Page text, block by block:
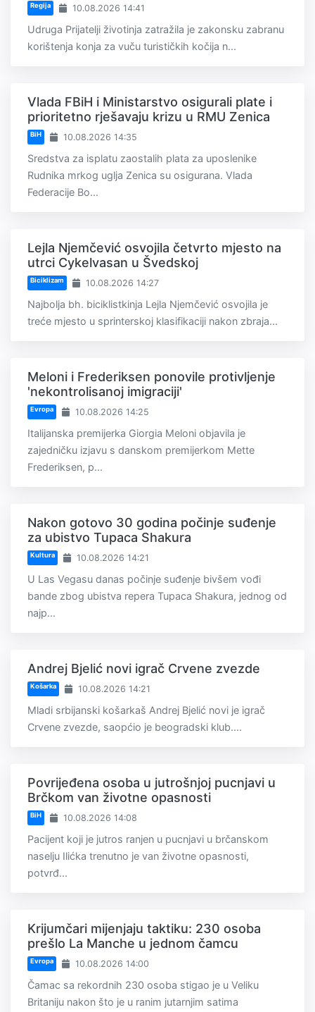
Regija 10.08.2026 14:41
Udruga Prijatelji životinja zatražila je zakonsku zabranu
korištenja konja za vuču turističkih kočija n...
Vlada FBiH i Ministarstvo osigurali plate i
prioritetno rješavaju krizu u RMU Zenica
BiH 10.08.2026 14:35
Sredstva za isplatu zaostalih plata za uposlenike
Rudnika mrkog uglja Zenica su osigurana. Vlada
Federacije Bo...
Lejla Njemčević osvojila četvrto mjesto na
utrci Cykelvasan u Švedskoj
Biciklizam 10.08.2026 14:27
Najbolja bh. biciklistkinja Lejla Njemčević osvojila je
treće mjesto u sprinterskoj klasifikaciji nakon zbraja...
Meloni i Frederiksen ponovile protivljenje
'nekontrolisanoj imigraciji'
Evropa 10.08.2026 14:25
Italijanska premijerka Giorgia Meloni objavila je
zajedničku izjavu s danskom premijerkom Mette
Frederiksen, p...
Nakon gotovo 30 godina počinje suđenje
za ubistvo Tupaca Shakura
Kultura 10.08.2026 14:21
U Las Vegasu danas počinje suđenje bivšem vođi
bande zbog ubistva repera Tupaca Shakura, jednog od
najp...
Andrej Bjelić novi igrač Crvene zvezde
Košarka 10.08.2026 14:21
Mladi srbijanski košarkaš Andrej Bjelić novi je igrač
Crvene zvezde, saopćio je beogradski klub....
Povrijeđena osoba u jutrošnjoj pucnjavi u
Brčkom van životne opasnosti
BiH 10.08.2026 14:08
Pacijent koji je jutros ranjen u pucnjavi u brčanskom
naselju Ilićka trenutno je van životne opasnosti,
potvrđ...
Krijumčari mijenjaju taktiku: 230 osoba
prešlo La Manche u jednom čamcu
Evropa 10.08.2026 14:00
Čamac sa rekordnih 230 osoba stigao je u Veliku
Britaniju nakon što je u ranim jutarnjim satima